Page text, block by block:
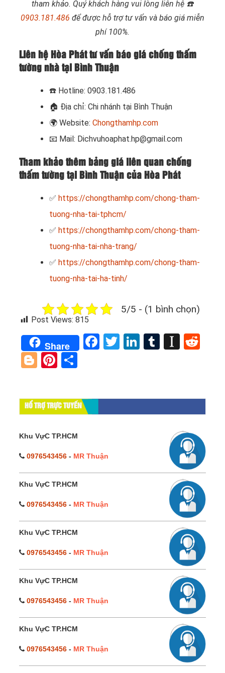
tham khảo. Quý khách hàng vui lòng liên hệ ☎️
0903.181.486 để được hỗ trợ tư vấn và báo giá miễn
phí 100%.
Liên hệ Hòa Phát tư vấn báo giá chống thấm
tường nhà tại Bình Thuận
☎️ Hotline: 0903.181.486
🏠 Địa chỉ: Chi nhánh tại Bình Thuận
🌍 Website: Chongthamhp.com
📧 Mail: Dichvuhoaphat.hp@gmail.com
Tham khảo thêm bảng giá liên quan chống
thấm tường tại Bình Thuận của Hòa Phát
✅ https://chongthamhp.com/chong-tham-
tuong-nha-tai-tphcm/
✅ https://chongthamhp.com/chong-tham-
tuong-nha-tai-nha-trang/
✅ https://chongthamhp.com/chong-tham-
tuong-nha-tai-ha-tinh/
5/5 - (1 bình chọn)
Post Views: 815
Share Facebook
TwitterLinkedIn
Tumblr
BloggerPinterest
HỔ TRỢ TRỰC TUYẾN
Khu VựC TP.HCM
0976543456 - MR Thuận
Khu VựC TP.HCM
0976543456 - MR Thuận
Khu VựC TP.HCM
0976543456 - MR Thuận
Khu VựC TP.HCM
0976543456 - MR Thuận
Khu VựC TP.HCM
0976543456 - MR Thuận